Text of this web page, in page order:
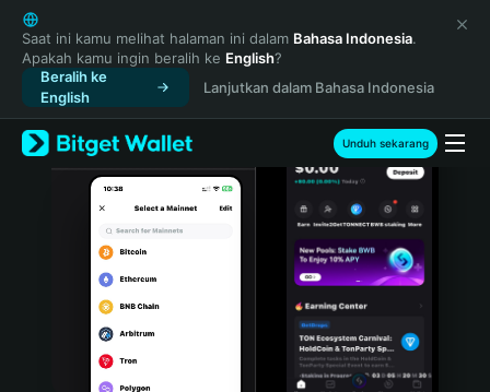
English
日本語
Tiếng Việt
Русский
Español (Latinoamérica)
Türkçe
Italiano
Português (Portugal)
Bahasa Indonesia
Saat ini kamu melihat halaman ini dalam Bahasa Indonesia.
Apakah kamu ingin beralih ke English?
Beralih ke
English
Lanjutkan dalam Bahasa Indonesia
Unduh sekarang